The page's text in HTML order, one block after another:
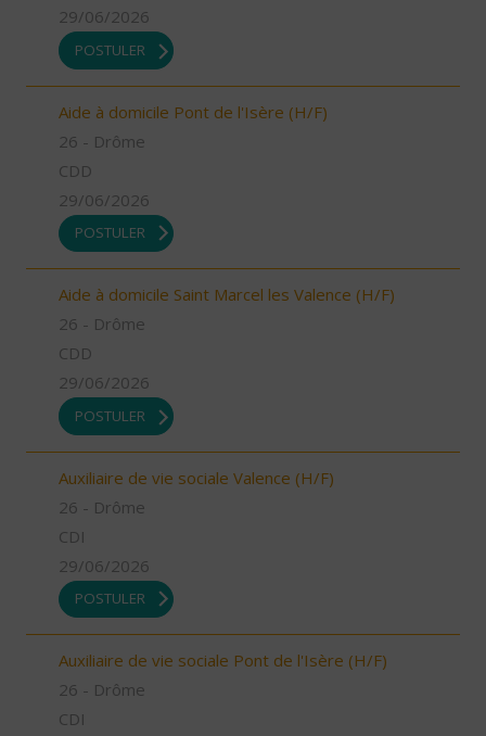
29/06/2026
POSTULER
Aide à domicile Pont de l'Isère (H/F)
26 - Drôme
CDD
29/06/2026
POSTULER
Aide à domicile Saint Marcel les Valence (H/F)
26 - Drôme
CDD
29/06/2026
POSTULER
Auxiliaire de vie sociale Valence (H/F)
26 - Drôme
CDI
29/06/2026
POSTULER
Auxiliaire de vie sociale Pont de l'Isère (H/F)
26 - Drôme
CDI